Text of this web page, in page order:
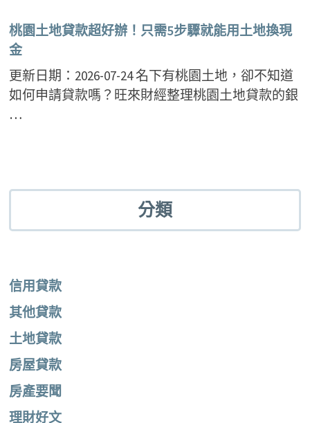
桃園土地貸款超好辦！只需5步驟就能用土地換現
金
更新日期：2026-07-24 名下有桃園土地，卻不知道
如何申請貸款嗎？旺來財經整理桃園土地貸款的銀
…
分類
信用貸款
其他貸款
土地貸款
房屋貸款
房產要聞
理財好文